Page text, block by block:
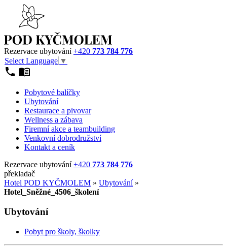
Rezervace ubytování+420 773 784 776
Select Language ▼
Pobytové balíčky
Ubytování
Restaurace a pivovar
Wellness a zábava
Firemní akce a teambuilding
Venkovní dobrodružství
Kontakt a ceník
Rezervace ubytování+420 773 784 776
překladač
Hotel POD KYČMOLEM » Ubytování»
Hotel_Sněžné_4506_školení
Ubytování
Pobyt pro školy, školky